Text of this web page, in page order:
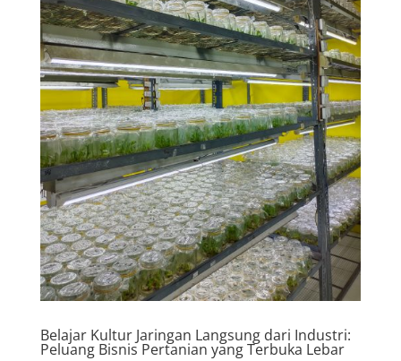
Belajar Kultur Jaringan Langsung dari Industri:
Peluang Bisnis Pertanian yang Terbuka Lebar